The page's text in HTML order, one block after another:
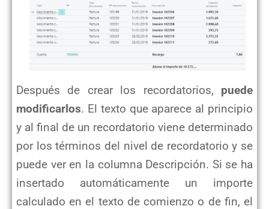
Después de crear los recordatorios, puede
modificarlos. El texto que aparece al principio
y al final de un recordatorio viene determinado
por los términos del nivel de recordatorio y se
puede ver en la columna Descripción. Si se ha
insertado automáticamente un importe
calculado en el texto de comienzo o de fin, el